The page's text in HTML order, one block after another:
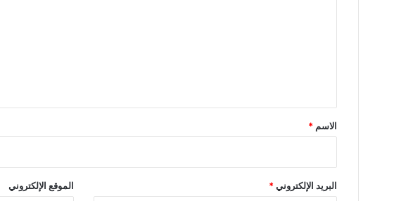
*
الاسم *
البريد الإلكتروني* الموقع الإلكتروني